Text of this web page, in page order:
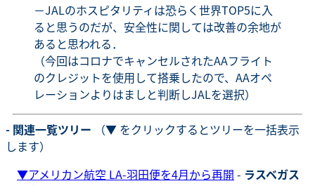
－JALのホスピタリティは恐らく世界TOP5に入
ると思うのだが、安全性に関しては改善の余地が
あると思われる．
（今回はコロナでキャンセルされたAAフライト
のクレジットを使用して搭乗したので、AAオペ
レーションよりはましと判断しJALを選択）
- 関連一覧ツリー （▼ をクリックするとツリーを一括表示
します）
▼アメリカン航空 LA-羽田便を4月から再開 - ラスベガス